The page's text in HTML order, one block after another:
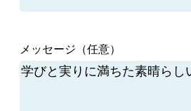
メッセージ（任意）